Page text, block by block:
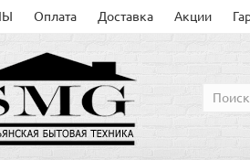
Оплата Доставка Акции